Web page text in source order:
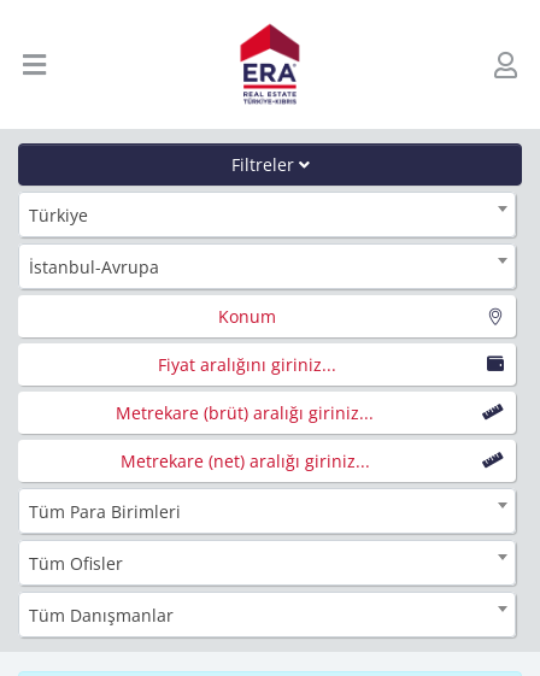
Filtreler
Türkiye
İstanbul-Avrupa
Konum
Fiyat aralığını giriniz...
Metrekare (brüt) aralığı giriniz...
Metrekare (net) aralığı giriniz...
Tüm Para Birimleri
Tüm Ofisler
Tüm Danışmanlar